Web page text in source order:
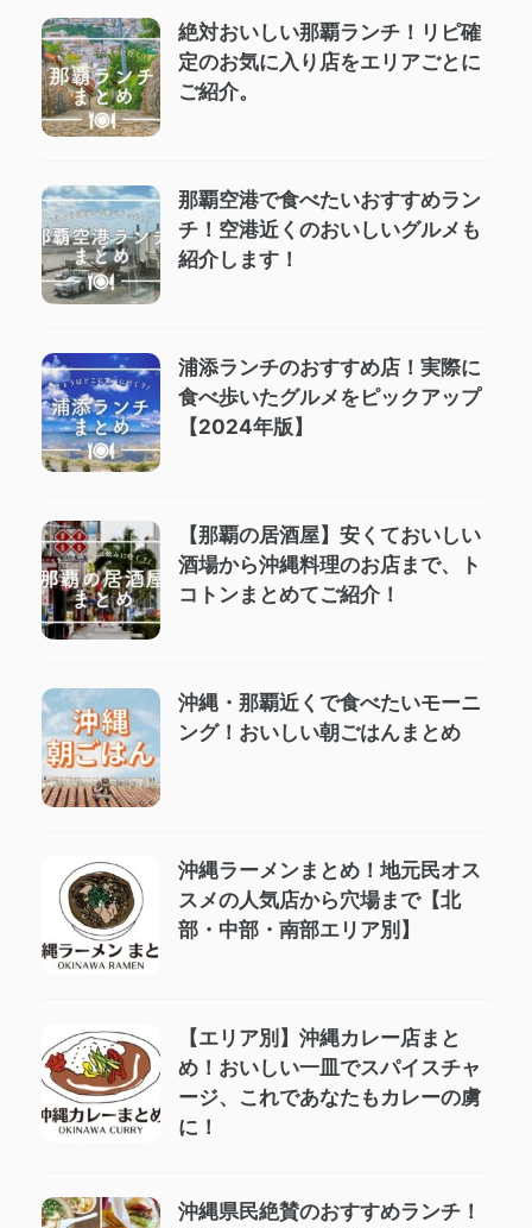
絶対おいしい那覇ランチ！リピ確
定のお気に入り店をエリアごとに
ご紹介。
那覇空港で食べたいおすすめラン
チ！空港近くのおいしいグルメも
紹介します！
浦添ランチのおすすめ店！実際に
食べ歩いたグルメをピックアップ
【2024年版】
【那覇の居酒屋】安くておいしい
酒場から沖縄料理のお店まで、ト
コトンまとめてご紹介！
沖縄・那覇近くで食べたいモーニ
ング！おいしい朝ごはんまとめ
沖縄ラーメンまとめ！地元民オス
スメの人気店から穴場まで【北
部・中部・南部エリア別】
【エリア別】沖縄カレー店まと
め！おいしい一皿でスパイスチャ
ージ、これであなたもカレーの虜
に！
沖縄県民絶賛のおすすめランチ！